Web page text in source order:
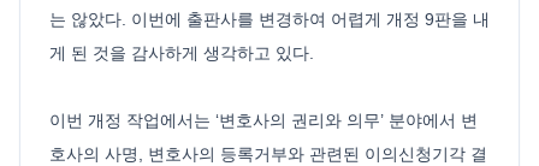
는 않았다. 이번에 출판사를 변경하여 어렵게 개정 9판을 내
게 된 것을 감사하게 생각하고 있다.
이번 개정 작업에서는 ‘변호사의 권리와 의무’ 분야에서 변
호사의 사명, 변호사의 등록거부와 관련된 이의신청기각 결